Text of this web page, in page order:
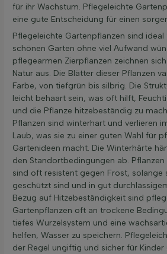
für ihr Wachstum. Pflegeleichte
eine gute Entscheidung für einen
Pflegeleichte Gartenpflanzen sind ideal
schönen Garten ohne viel Aufwand
pflegearmen Zierpflanzen zeichnen
Natur aus. Die Blätter dieser Pflanzen
Farbe, von tiefgrün bis silbrig. Die
leicht behaart sein, was oft hilft,
und die Pflanze hitzebeständig zu
Pflanzen sind winterhart und verlieren
Laub, was sie zu einer guten Wahl für
Gartenideen macht. Die Winterhärte
den Standortbedingungen ab.
sind oft resistent gegen Frost, solange
geschützt sind und in gut
Bezug auf Hitzebeständigkeit sind
Gartenpflanzen oft an trockene
tiefes Wurzelsystem und eine
helfen, Wasser zu speichern.
der Regel ungiftig und sicher für Kinder